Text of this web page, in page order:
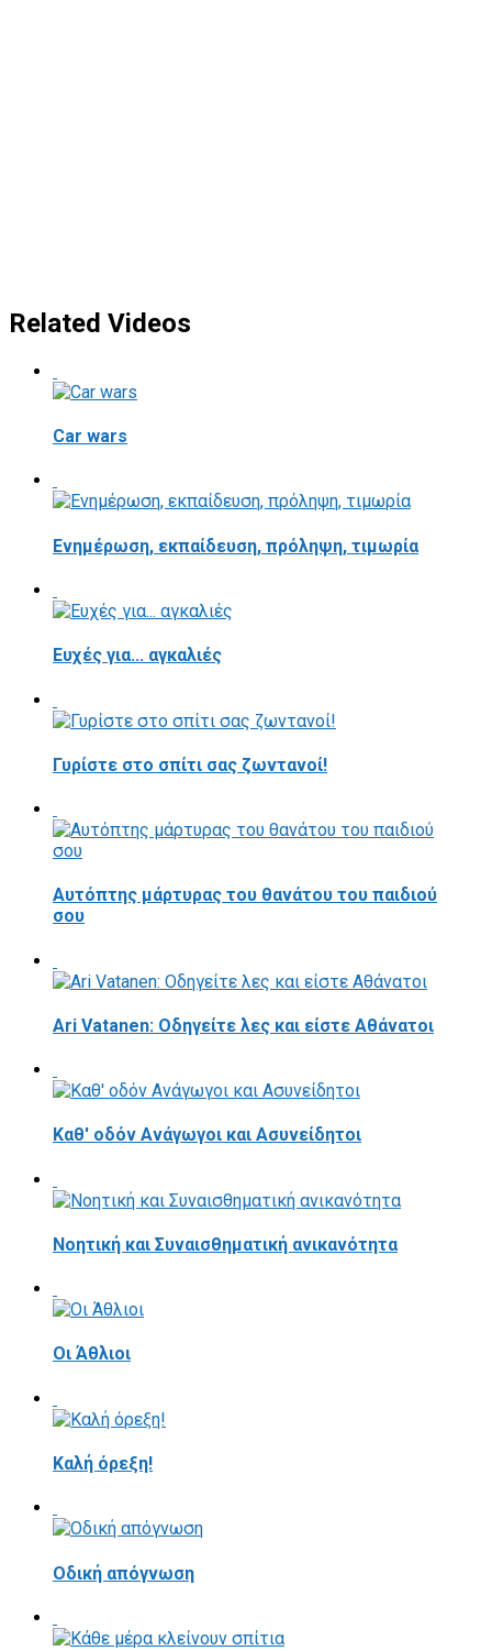
Related Videos
Car wars
Ενημέρωση, εκπαίδευση, πρόληψη, τιμωρία
Ευχές για... αγκαλιές
Γυρίστε στο σπίτι σας ζωντανοί!
Αυτόπτης μάρτυρας του θανάτου του παιδιού
σου
Ari Vatanen: Οδηγείτε λες και είστε Αθάνατοι
Καθ' οδόν Ανάγωγοι και Ασυνείδητοι
Νοητική και Συναισθηματική ανικανότητα
Οι Άθλιοι
Καλή όρεξη!
Οδική απόγνωση